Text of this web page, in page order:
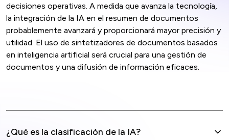
decisiones operativas. A medida que avanza la tecnología,
la integración de la IA en el resumen de documentos
probablemente avanzará y proporcionará mayor precisión y
utilidad. El uso de sintetizadores de documentos basados ​​
en inteligencia artificial será crucial para una gestión de
documentos y una difusión de información eficaces.
¿Qué es la clasificación de la IA?